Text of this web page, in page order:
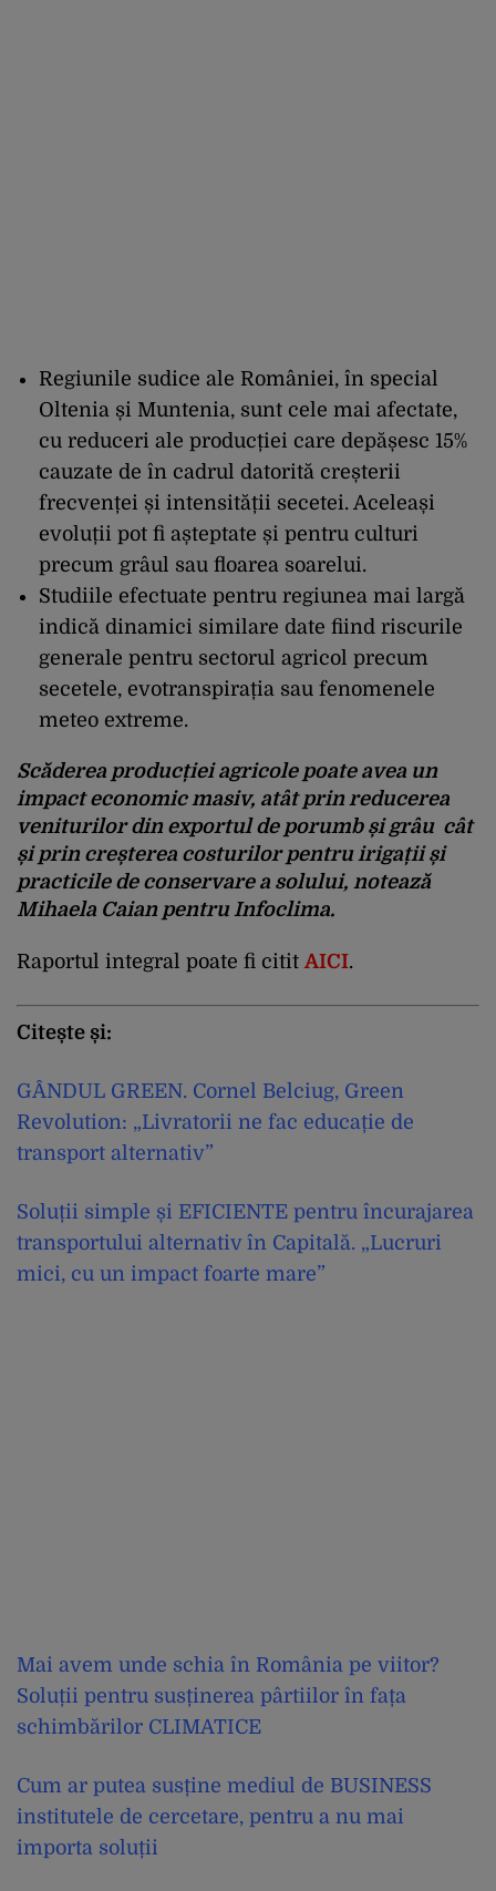
Regiunile sudice ale României, în special
Oltenia și Muntenia, sunt cele mai afectate,
cu reduceri ale producției care depășesc 15%
cauzate de în cadrul datorită creșterii
frecvenței și intensității secetei. Aceleași
evoluții pot fi așteptate și pentru culturi
precum grâul sau floarea soarelui.
Studiile efectuate pentru regiunea mai largă
indică dinamici similare date fiind riscurile
generale pentru sectorul agricol precum
secetele, evotranspirația sau fenomenele
meteo extreme.
Scăderea producției agricole poate avea un
impact economic masiv, atât prin reducerea
veniturilor din exportul de porumb și grâu cât
și prin creșterea costurilor pentru irigații și
practicile de conservare a solului, notează
Mihaela Caian pentru Infoclima.
Raportul integral poate fi citit AICI.
Citește și:
GÂNDUL GREEN. Cornel Belciug, Green
Revolution: „Livratorii ne fac educație de
transport alternativ”
Soluții simple și EFICIENTE pentru încurajarea
transportului alternativ în Capitală. „Lucruri
mici, cu un impact foarte mare”
Mai avem unde schia în România pe viitor?
Soluții pentru susținerea pârtiilor în fața
schimbărilor CLIMATICE
Cum ar putea susține mediul de BUSINESS
institutele de cercetare, pentru a nu mai
importa soluții